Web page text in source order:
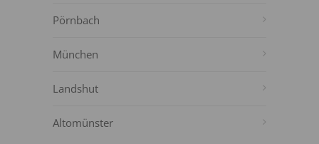
Pörnbach
München
Landshut
Altomünster